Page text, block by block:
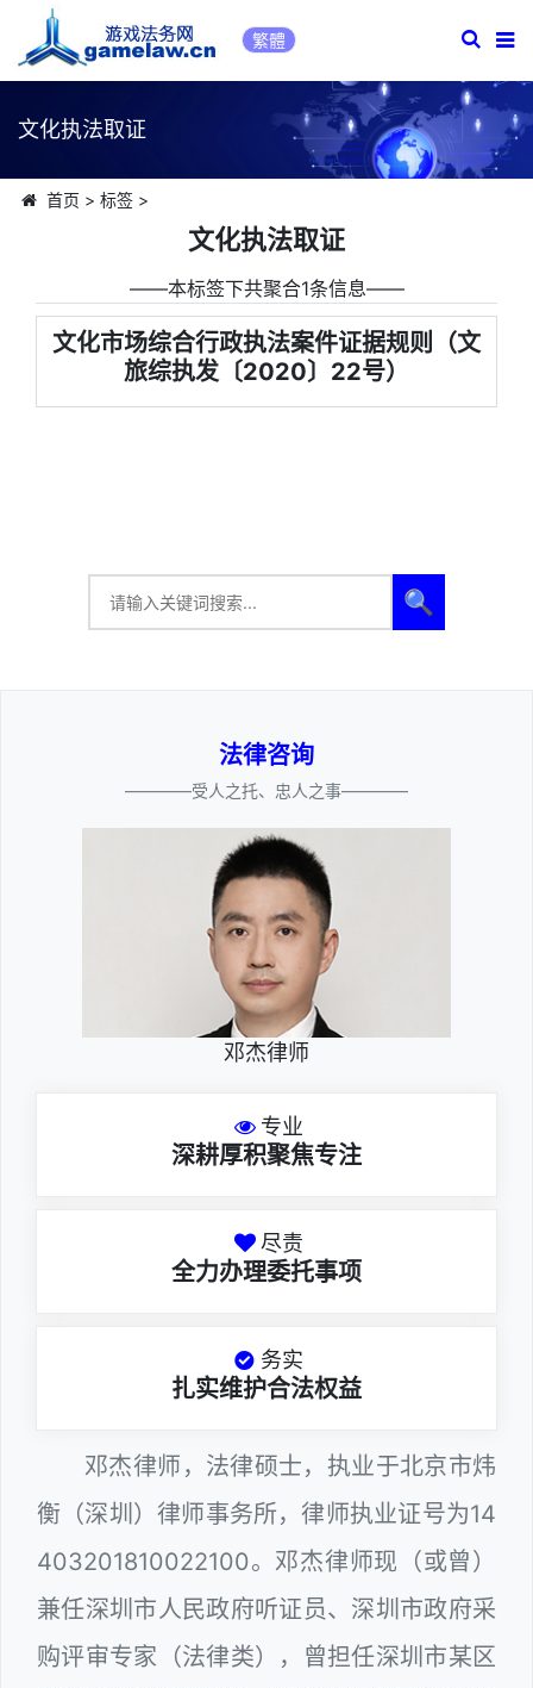
繁體
文化执法取证
首页 > 标签>
文化执法取证
――本标签下共聚合1条信息――
文化市场综合行政执法案件证据规则（文
旅综执发〔2020〕22号）
🔍
法律咨询
————受人之托、忠人之事————
邓杰律师
专业
深耕厚积聚焦专注
尽责
全力办理委托事项
务实
扎实维护合法权益
邓杰律师，法律硕士，执业于北京市炜
衡（深圳）律师事务所，律师执业证号为14
403201810022100。邓杰律师现（或曾）
兼任深圳市人民政府听证员、深圳市政府采
购评审专家（法律类），曾担任深圳市某区